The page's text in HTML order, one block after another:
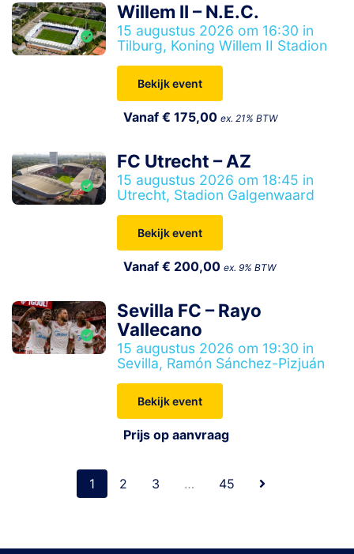
Willem II – N.E.C.
15 augustus 2026 om 16:30 in
Tilburg, Koning Willem II Stadion
Bekijk event
Vanaf € 175,00ex. 21% BTW
FC Utrecht – AZ
15 augustus 2026 om 18:45 in
Utrecht, Stadion Galgenwaard
Bekijk event
Vanaf € 200,00ex. 9% BTW
Sevilla FC – Rayo
Vallecano
15 augustus 2026 om 19:30 in
Sevilla, Ramón Sánchez-Pizjuán
Bekijk event
Prijs op aanvraag
1 2 3 … 45